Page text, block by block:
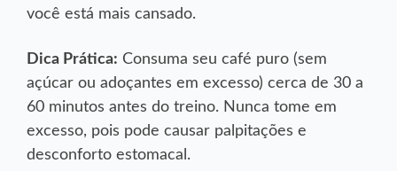
você está mais cansado.
Dica Prática: Consuma seu café puro (sem
açúcar ou adoçantes em excesso) cerca de 30 a
60 minutos antes do treino. Nunca tome em
excesso, pois pode causar palpitações e
desconforto estomacal.